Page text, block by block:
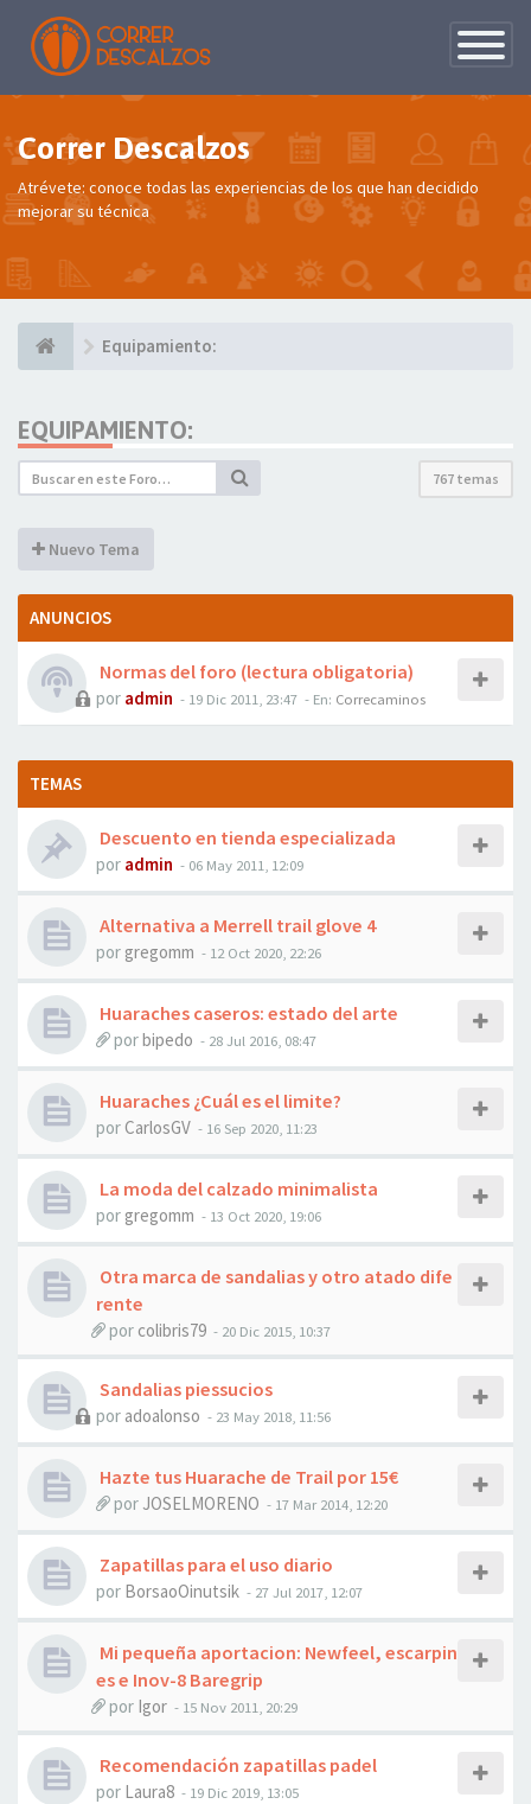
de
Correr Descalzos
Atrévete: conoce todas las experiencias de los que han decidido
mejorar su técnica
Equipamiento:
EQUIPAMIENTO:
767 temas
Nuevo Tema
ANUNCIOS
Normas del foro (lectura obligatoria)
por admin - 19 Dic 2011, 23:47 - En: Correcaminos
TEMAS
Descuento en tienda especializada
por admin - 06 May 2011, 12:09
Alternativa a Merrell trail glove 4
por gregomm - 12 Oct 2020, 22:26
Huaraches caseros: estado del arte
porbipedo - 28 Jul 2016, 08:47
Huaraches ¿Cuál es el limite?
por CarlosGV - 16 Sep 2020, 11:23
La moda del calzado minimalista
por gregomm - 13 Oct 2020, 19:06
Otra marca de sandalias y otro atado dife
rente
por colibris79 - 20 Dic 2015, 10:37
Sandalias piessucios
por adoalonso - 23 May 2018, 11:56
Hazte tus Huarache de Trail por 15€
por JOSELMORENO - 17 Mar 2014, 12:20
Zapatillas para el uso diario
por BorsaoOinutsik - 27 Jul 2017, 12:07
Mi pequeña aportacion: Newfeel, escarpin
es e Inov-8 Baregrip
por Igor - 15 Nov 2011, 20:29
Recomendación zapatillas padel
por Laura8 - 19 Dic 2019, 13:05